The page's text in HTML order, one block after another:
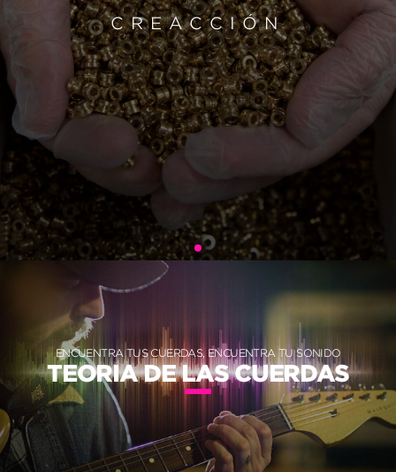
CREACCIÓN
ENCUENTRA TUS CUERDAS, ENCUENTRA TU SONIDO
TEORIA DE LAS CUERDAS